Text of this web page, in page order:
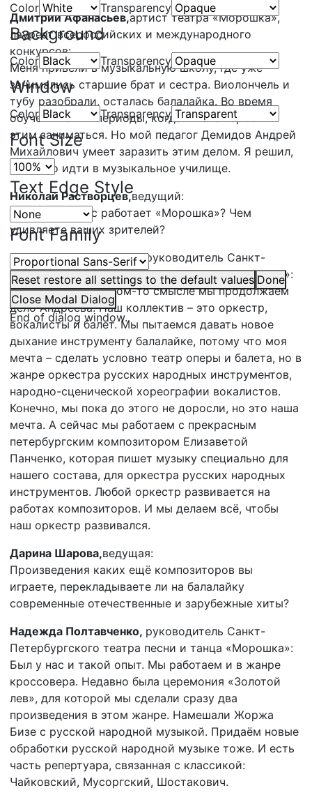
Color Transparency
Background
Color Transparency
Window
Color Transparency
Font Size
Text Edge Style
Font Family
Reset restore all settings to the default values Done
Close Modal Dialog
End of dialog window.
Дмитрий Афанасьев,артист театра «Морошка»,
лауреат всероссийских и международного
конкурсов:
Меня привели в музыкальную школу, где уже
занимались старшие брат и сестра. Виолончель и
тубу разобрали, осталась балалайка. Во время
обучения были периоды, когда я хотел бросить
этим заниматься. Но мой педагог Демидов Андрей
Михайлович умеет заразить этим делом. Я решил,
что надо идти в музыкальное училище.
Николай Растворцев,ведущий:
Над чем сейчас работает «Морошка»? Чем
удивляете ваших зрителей?
Надежда Полтавченко,руководитель Санкт-
Петербургского театра песни и танца «Морошка»:
Надеюсь, что в каком-то смысле мы продолжаем
дело Андреева. Наш коллектив – это оркестр,
вокалисты и балет. Мы пытаемся давать новое
дыхание инструменту балалайке, потому что моя
мечта – сделать условно театр оперы и балета, но в
жанре оркестра русских народных инструментов,
народно-сценической хореографии вокалистов.
Конечно, мы пока до этого не доросли, но это наша
мечта. А сейчас мы работаем с прекрасным
петербургским композитором Елизаветой
Панченко, которая пишет музыку специально для
нашего состава, для оркестра русских народных
инструментов. Любой оркестр развивается на
работах композиторов. И мы делаем всё, чтобы
наш оркестр развивался.
Дарина Шарова,ведущая:
Произведения каких ещё композиторов вы
играете, перекладываете ли на балалайку
современные отечественные и зарубежные хиты?
Надежда Полтавченко, руководитель Санкт-
Петербургского театра песни и танца «Морошка»:
Был у нас и такой опыт. Мы работаем и в жанре
кроссовера. Недавно была церемония «Золотой
лев», для которой мы сделали сразу два
произведения в этом жанре. Намешали Жоржа
Бизе с русской народной музыкой. Придаём новые
обработки русской народной музыке тоже. И есть
часть репертуара, связанная с классикой:
Чайковский, Мусоргский, Шостакович.